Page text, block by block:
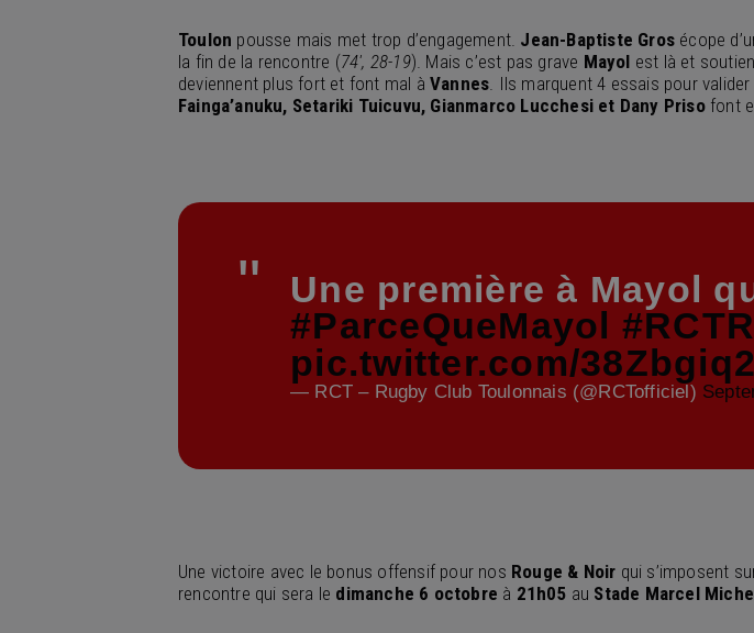
Toulon pousse mais met trop d’engagement. Jean-Baptiste Gros écope
la fin de la rencontre (74′, 28-19). Mais c’est pas grave Mayol est là et
deviennent plus fort et font mal à Vannes. Ils marquent 4 essais pour
Fainga’anuku, Setariki Tuicuvu, Gianmarco Lucchesi et Dany Prisofont
Une première à Mayol
#ParceQueMayol
pic.twitter.com/
— RCT – Rugby Club Toulonnais (@RCTofficiel)
Une victoire avec le bonus offensif pour nos Rouge & Noir qui s’imposent
rencontre qui sera le dimanche 6 octobre à 21h05 au Stade Marcel